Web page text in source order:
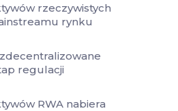
rzeczywistych
rynku
regulacji
RWA nabiera